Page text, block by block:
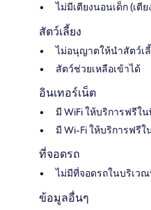
ไม่มีเตียงนอนเด็ก (เตี
สัตว์เลี้ยง
ไม่อนุญาตให้นำสัตว์เลี้
สัตว์ช่วยเหลือเข้าได้
อินเทอร์เน็ต
มี WiFi ให้บริการฟรีใ
มี Wi-Fi ให้บริการฟรีใ
ที่จอดรถ
ไม่มีที่จอดรถในบริเว
ข้อมูลอื่นๆ